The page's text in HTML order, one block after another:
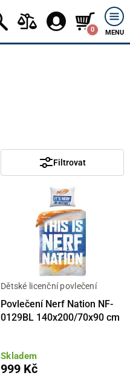
0 MENU
Filtrovat
Dětské licenční povlečení
Povlečení Nerf Nation NF-
0129BL 140x200/70x90 cm
Skladem
999 Kč